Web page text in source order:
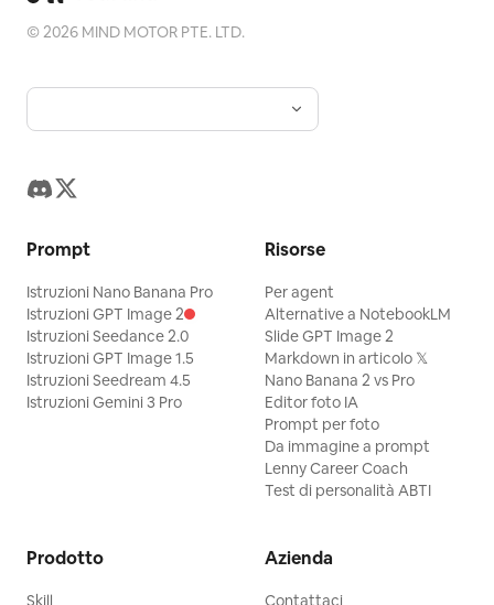
©2026 MIND MOTOR PTE. LTD.
Prompt
Istruzioni Nano Banana Pro
Istruzioni GPT Image 2
Istruzioni Seedance 2.0
Istruzioni GPT Image 1.5
Istruzioni Seedream 4.5
Istruzioni Gemini 3 Pro
Risorse
Per agent
Alternative a NotebookLM
Slide GPT Image 2
Markdown in articolo 𝕏
Nano Banana 2 vs Pro
Editor foto IA
Prompt per foto
Da immagine a prompt
Lenny Career Coach
Test di personalità ABTI
Prodotto
Skill
Azienda
Contattaci